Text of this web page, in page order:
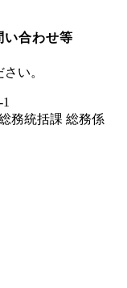
い合わせ等
い。
務統括課 総務係